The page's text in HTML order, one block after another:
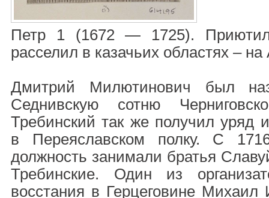
Петр 1 (1672 — 1725).
расселил в казачьих областях –
Дмитрий Милютинович был
Седнивскую сотню
Требинский так же получил уряд
в Переяславском полку. С
должность занимали братья
Требинские. Один из
восстания в Герцеговине